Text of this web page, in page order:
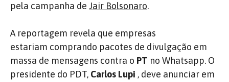
pela campanha de Jair Bolsonaro.
A reportagem revela que empresas
estariam comprando pacotes de divulgação em
massa de mensagens contra o PT no Whatsapp. O
presidente do PDT, Carlos Lupi , deve anunciar em